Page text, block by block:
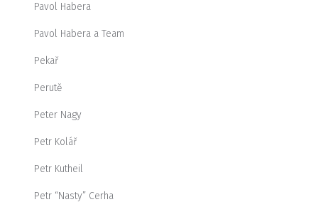
Pavol Habera
Pavol Habera a Team
Pekař
Perutě
Peter Nagy
Petr Kolář
Petr Kutheil
Petr “Nasty” Cerha